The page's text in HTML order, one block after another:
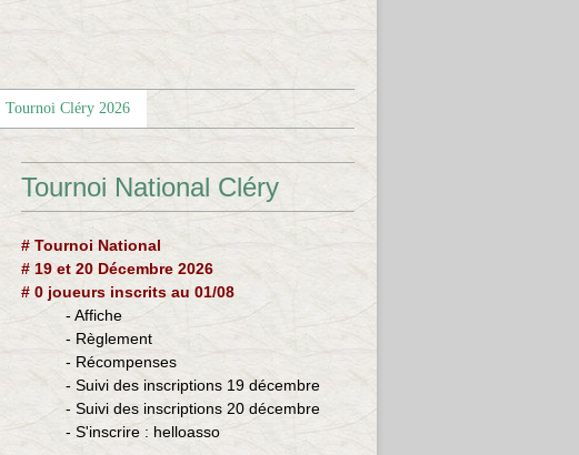
Tournoi Cléry 2026
Tournoi National Cléry
# Tournoi National
# 19 et 20 Décembre 2026
# 0 joueurs inscrits au 01/08
- Affiche
- Règlement
- Récompenses
- Suivi des inscriptions 19 décembre
- Suivi des inscriptions 20 décembre
- S'inscrire : helloasso